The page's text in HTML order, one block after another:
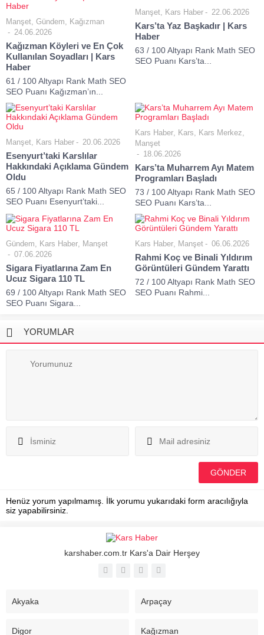
Manşet, Gündem, Kağızman
24.06.2026
Kağızman Köyleri ve En Çok
Kullanılan Soyadları | Kars
Haber
61 / 100 Altyapı Rank Math SEO
SEO Puanı Kağızman’ın...
Manşet, Kars Haber 22.06.2026
Kars’ta Yaz Başkadır | Kars
Haber
63 / 100 Altyapı Rank Math SEO
SEO Puanı Kars’ta...
Manşet, Kars Haber 20.06.2026
Esenyurt’taki Karslılar
Hakkındaki Açıklama Gündem
Oldu
65 / 100 Altyapı Rank Math SEO
SEO Puanı Esenyurt’taki...
Kars Haber, Kars, Kars Merkez,
Manşet
18.06.2026
Kars’ta Muharrem Ayı Matem
Programları Başladı
73 / 100 Altyapı Rank Math SEO
SEO Puanı Kars’ta...
Gündem, Kars Haber, Manşet
07.06.2026
Sigara Fiyatlarına Zam En
Ucuz Sigara 110 TL
69 / 100 Altyapı Rank Math SEO
SEO Puanı Sigara...
Kars Haber, Manşet 06.06.2026
Rahmi Koç ve Binali Yıldırım
Görüntüleri Gündem Yarattı
72 / 100 Altyapı Rank Math SEO
SEO Puanı Rahmi...
YORUMLAR
Henüz yorum yapılmamış. İlk yorumu yukarıdaki form aracılığıyla
siz yapabilirsiniz.
karshaber.com.tr Kars'a Dair Herşey
Akyaka Arpaçay
Digor Kağızman